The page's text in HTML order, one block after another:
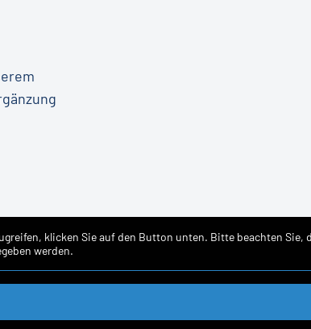
klicken Sie auf den Button unten. Bitte beachten Sie,
werden.